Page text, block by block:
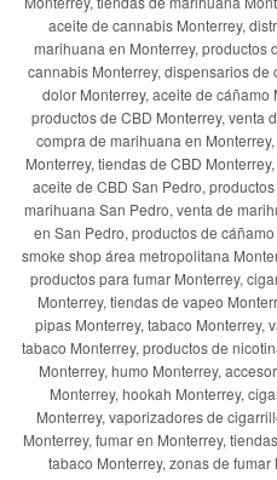
aceite de cannabis Monterrey,
marihuana en Monterrey, productos
cannabis Monterrey, dispensarios
dolor Monterrey, aceite de cáñamo
productos de CBD Monterrey, venta
compra de marihuana en
Monterrey, tiendas de CBD
aceite de CBD San Pedro,
marihuana San Pedro, venta de
en San Pedro, productos de
smoke shop área metropolitana
productos para fumar Monterrey,
Monterrey, tiendas de vapeo
pipas Monterrey, tabaco Monterrey,
tabaco Monterrey, productos de
Monterrey, humo Monterrey,
Monterrey, hookah Monterrey,
Monterrey, vaporizadores de
Monterrey, fumar en Monterrey,
tabaco Monterrey, zonas de